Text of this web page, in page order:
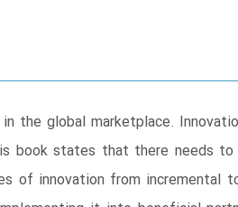
the global marketplace.
book states that there needs to
of innovation from incremental